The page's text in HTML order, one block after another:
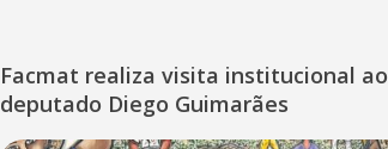
Facmat realiza visita institucional ao
deputado Diego Guimarães